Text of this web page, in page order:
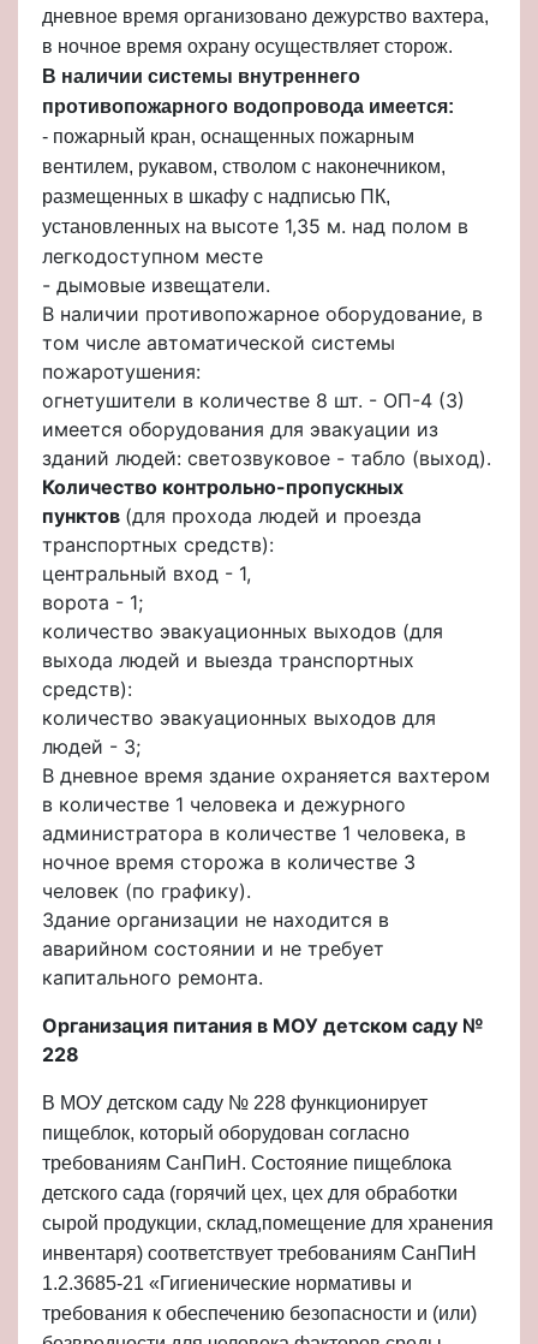
дневное время организовано дежурство вахтера,
в ночное время охрану осуществляет сторож.
В наличии системы внутреннего
противопожарного водопровода имеется:
- пожарный кран, оснащенных пожарным
вентилем, рукавом, стволом с наконечником,
размещенных в шкафу с надписью ПК,
установленных на высоте 1,35 м. над полом в
легкодоступном месте
- дымовые извещатели.
В наличии противопожарное оборудование, в
том числе автоматической системы
пожаротушения:
огнетушители в количестве 8 шт. - ОП-4 (3)
имеется оборудования для эвакуации из
зданий людей: светозвуковое - табло (выход).
Количество контрольно-пропускных
пунктов (для прохода людей и проезда
транспортных средств):
центральный вход - 1,
ворота - 1;
количество эвакуационных выходов (для
выхода людей и выезда транспортных
средств):
количество эвакуационных выходов для
людей - 3;
В дневное время здание охраняется вахтером
в количестве 1 человека и дежурного
администратора в количестве 1 человека, в
ночное время сторожа в количестве 3
человек (по графику).
Здание организации не находится в
аварийном состоянии и не требует
капитального ремонта.
Организация питания в МОУ детском саду №
228
В МОУ детском саду № 228 функционирует
пищеблок, который оборудован согласно
требованиям СанПиН. Состояние пищеблока
детского сада (горячий цех, цех для обработки
сырой продукции, склад,помещение для хранения
инвентаря) соответствует требованиям СанПиН
1.2.3685-21 «Гигиенические нормативы и
требования к обеспечению безопасности и (или)